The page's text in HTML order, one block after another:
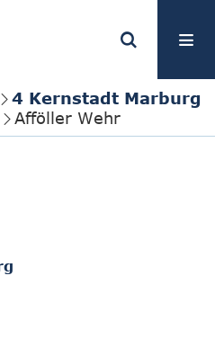
4 Kernstadt Marburg
Afföller Wehr